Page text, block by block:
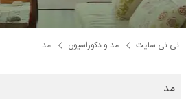
نی نی سایت مد و دکوراسیون مد
مد